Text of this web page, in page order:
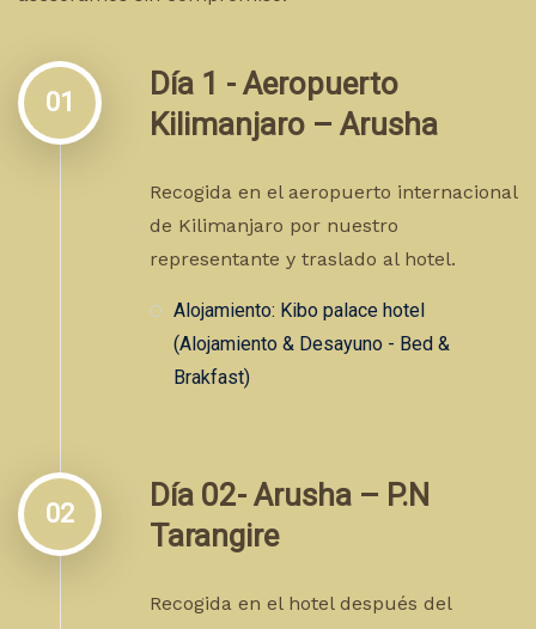
01
Día 1 - Aeropuerto
Kilimanjaro – Arusha
Recogida en el aeropuerto internacional
de Kilimanjaro por nuestro
representante y traslado al hotel.
Alojamiento: Kibo palace hotel
(Alojamiento & Desayuno - Bed &
Brakfast)
02
Día 02- Arusha – P.N
Tarangire
Recogida en el hotel después del